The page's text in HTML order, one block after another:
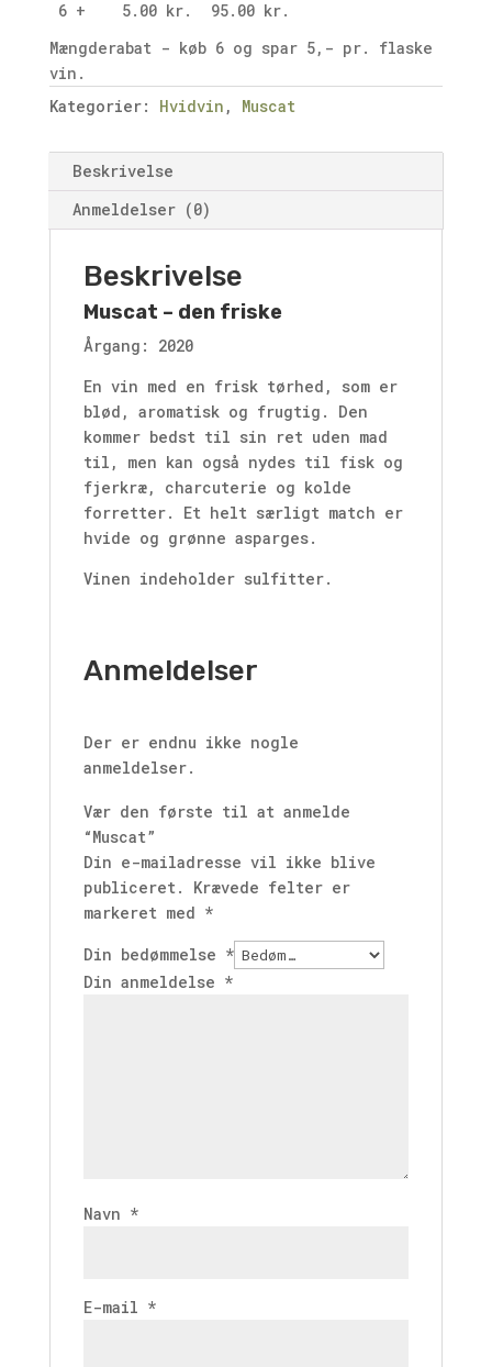
6 + 5.00 kr. 95.00 kr.
Mængderabat - køb 6 og spar 5,- pr. flaske
vin.
Kategorier: Hvidvin , Muscat
Beskrivelse
Anmeldelser (0)
Beskrivelse
Muscat – den friske
Årgang: 2020
En vin med en frisk tørhed, som er
blød, aromatisk og frugtig. Den
kommer bedst til sin ret uden mad
til, men kan også nydes til fisk og
fjerkræ, charcuterie og kolde
forretter. Et helt særligt match er
hvide og grønne asparges.
Vinen indeholder sulfitter.
Anmeldelser
Der er endnu ikke nogle
anmeldelser.
Vær den første til at anmelde
“Muscat”
Din e-mailadresse vil ikke blive
publiceret.
Krævede felter er
markeret med *
Din bedømmelse *
Din anmeldelse *
Navn *
E-mail *